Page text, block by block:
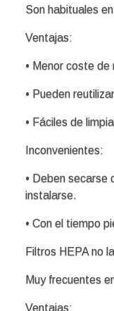
Son habituales
Ventajas:
• Menor coste
• Pueden
• Fáciles de
Inconvenientes:
• Deben secarse
instalarse.
• Con el tiempo
Filtros HEPA no
Muy frecuentes
Ventajas: